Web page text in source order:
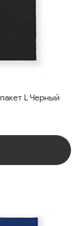
L Черный